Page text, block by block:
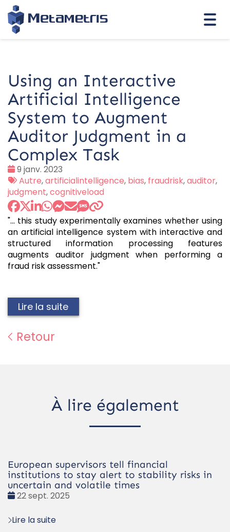
Using an Interactive
Artificial Intelligence
System to Augment
Auditor Judgment in a
Complex Task
Date
:
9 janv. 2023
Tags
:
Autre,artificialintelligence, bias, fraudrisk,auditor,
judgment,cognitiveload
"... this study experimentally examines whether using
an artificial intelligence system with interactive and
structured information processing features
augments auditor judgment when performing a
fraud risk assessment."
Lire la suite
Retour
À lire également
European supervisors tell financial
institutions to stay alert to stability risks in
uncertain and volatile times
Date
22 sept. 2025
Lire la suite